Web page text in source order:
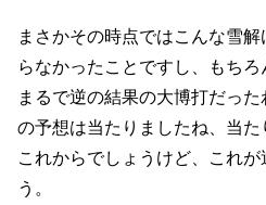
まさかその時点ではこんな雪
らなかったことですし、もちろ
まるで逆の結果の大博打だっ
の予想は当たりましたね、当た
これからでしょうけど、これ
う。